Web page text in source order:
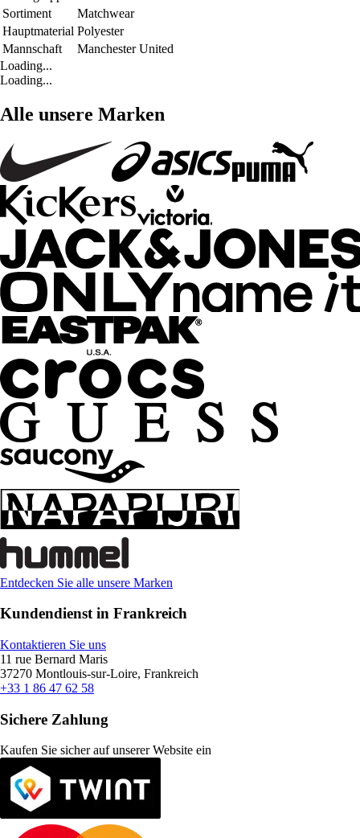
Sortiment
Matchwear
Hauptmaterial Polyester
Mannschaft
Manchester United
Loading...
Loading...
Alle unsere Marken
Entdecken Sie alle unsere Marken
Kundendienst in Frankreich
Kontaktieren Sie uns
11 rue Bernard Maris
37270 Montlouis-sur-Loire, Frankreich
+33 1 86 47 62 58
Sichere Zahlung
Kaufen Sie sicher auf unserer Website ein